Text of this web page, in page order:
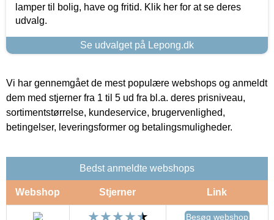
lamper til bolig, have og fritid. Klik her for at se deres
udvalg.
Se udvalget på Lepong.dk
Vi har gennemgået de mest populære webshops og anmeldt
dem med stjerner fra 1 til 5 ud fra bl.a. deres prisniveau,
sortimentstørrelse, kundeservice, brugervenlighed,
betingelser, leveringsformer og betalingsmuligheder.
Bedst anmeldte webshops
Webshop Stjerner Link
Besøg webshop